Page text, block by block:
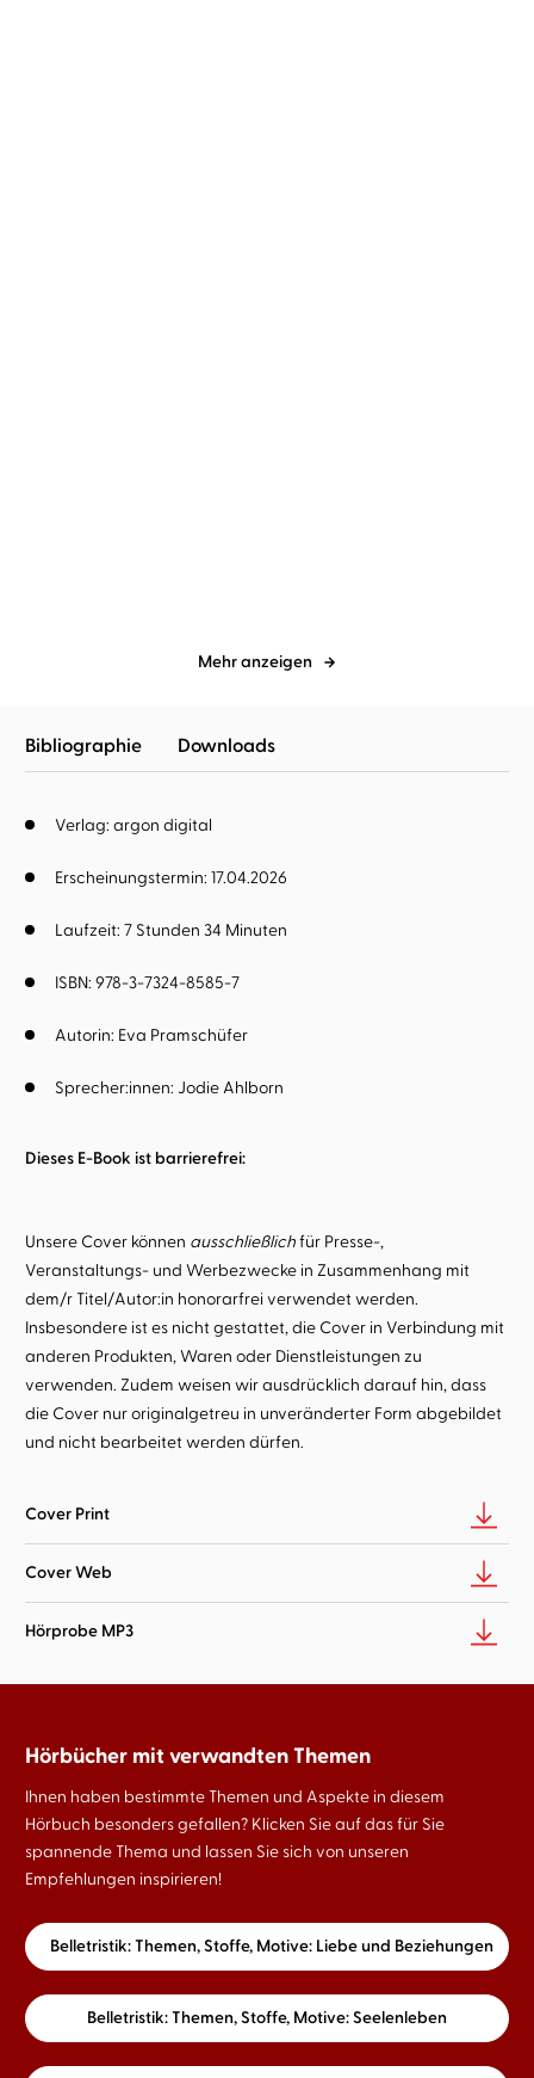
Mehr anzeigen
Bibliographie Downloads
Verlag: argon digital
Erscheinungstermin: 17.04.2026
Laufzeit: 7 Stunden 34 Minuten
ISBN: 978-3-7324-8585-7
Autorin: Eva Pramschüfer
Sprecher:innen: Jodie Ahlborn
Dieses E-Book ist barrierefrei:
Unsere Cover können ausschließlichfür Presse-,
Veranstaltungs- und Werbezwecke in Zusammenhang mit
dem/r Titel/Autor:in honorarfrei verwendet werden.
Insbesondere ist es nicht gestattet, die Cover in Verbindung mit
anderen Produkten, Waren oder Dienstleistungen zu
verwenden. Zudem weisen wir ausdrücklich darauf hin, dass
die Cover nur originalgetreu in unveränderter Form abgebildet
und nicht bearbeitet werden dürfen.
Cover Print
Cover Web
Hörprobe MP3
Hörbücher mit verwandten Themen
Ihnen haben bestimmte Themen und Aspekte in diesem
Hörbuch besonders gefallen? Klicken Sie auf das für Sie
spannende Thema und lassen Sie sich von unseren
Empfehlungen inspirieren!
Belletristik: Themen, Stoffe, Motive: Liebe und Beziehungen
Belletristik: Themen, Stoffe, Motive: Seelenleben